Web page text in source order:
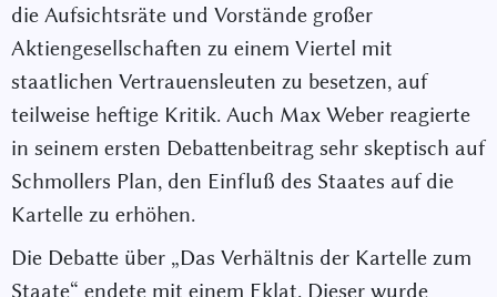
die Aufsichtsräte und Vorstände großer
Aktiengesellschaften zu einem Viertel mit
staatlichen Vertrauensleuten zu besetzen, auf
teilweise heftige Kritik. Auch Max Weber reagierte
in seinem ersten Debattenbeitrag sehr skeptisch auf
Schmollers Plan, den Einfluß des Staates auf die
Kartelle zu erhöhen.
Die Debatte über „Das Verhältnis der Kartelle zum
Staate“ endete mit einem Eklat. Dieser wurde